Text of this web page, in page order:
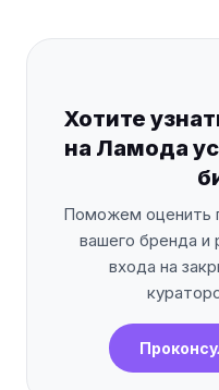
Хотите
на Ламода
Поможем оценить
вашего бренда и
входа на